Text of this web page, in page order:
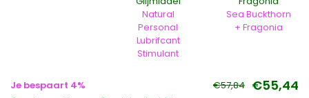
Natural
Personal
Lubrifcant
Stimulant
Sea Buckthorn
+ Fragonia
Je bespaart 4% €57,84 €55,44